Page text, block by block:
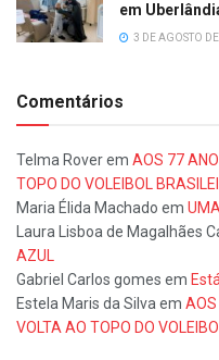
em
3 DE AGOSTO
Comentários
Telma Roverem AOS 77
TOPO DO VOLEIBOL
Maria Élida Machado em
Laura Lisboa de Magalhães
AZUL
Gabriel Carlos gomes em
Estela Maris da Silvaem AOS
VOLTA AO TOPO DO